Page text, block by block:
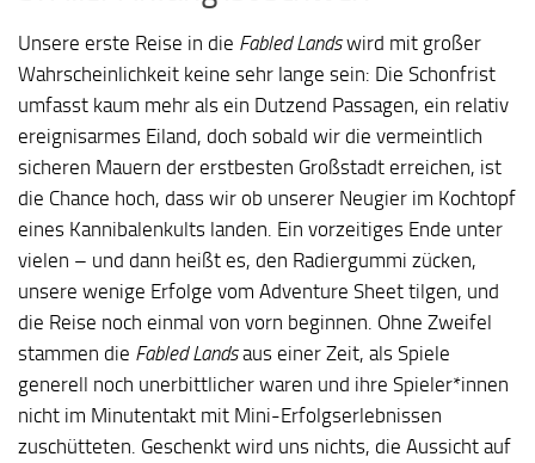
Unsere erste Reise in die Fabled Landswird mit großer
Wahrscheinlichkeit keine sehr lange sein: Die Schonfrist
umfasst kaum mehr als ein Dutzend Passagen, ein relativ
ereignisarmes Eiland, doch sobald wir die vermeintlich
sicheren Mauern der erstbesten Großstadt erreichen, ist
die Chance hoch, dass wir ob unserer Neugier im Kochtopf
eines Kannibalenkults landen. Ein vorzeitiges Ende unter
vielen – und dann heißt es, den Radiergummi zücken,
unsere wenige Erfolge vom Adventure Sheet tilgen, und
die Reise noch einmal von vorn beginnen. Ohne Zweifel
stammen die Fabled Landsaus einer Zeit, als Spiele
generell noch unerbittlicher waren und ihre Spieler*innen
nicht im Minutentakt mit Mini-Erfolgserlebnissen
zuschütteten. Geschenkt wird uns nichts, die Aussicht auf